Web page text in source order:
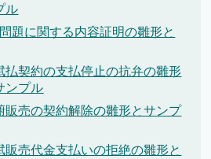
ル
題に関する内容証明の雛形と
払契約の支払停止の抗弁の雛形
ンプル
販売の契約解除の雛形とサンプ
販売代金支払いの拒絶の雛形と